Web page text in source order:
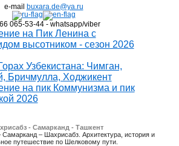
e-mail buxara.de@ya.ru
065-53-44 - whatsapp/viber
- Самарканд - Ташкент
– Шахрисабз. Архитектура, история и
путешествие по Шелковому пути.